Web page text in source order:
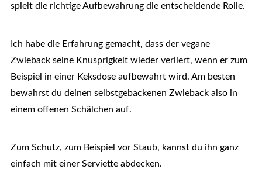
spielt die richtige Aufbewahrung die entscheidende Rolle.
Ich habe die Erfahrung gemacht, dass der vegane
Zwieback seine Knusprigkeit wieder verliert, wenn er zum
Beispiel in einer Keksdose aufbewahrt wird. Am besten
bewahrst du deinen selbstgebackenen Zwieback also in
einem offenen Schälchen auf.
Zum Schutz, zum Beispiel vor Staub, kannst du ihn ganz
einfach mit einer Serviette abdecken.